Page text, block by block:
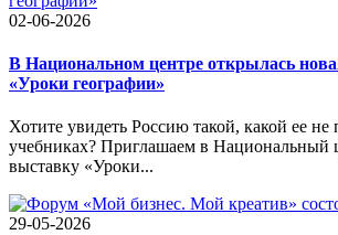
02-06-2026
В Национальном центре открылась
«Уроки географии»
Хотите увидеть Россию такой, какой ее не
учебниках? Приглашаем в Национальный
выставку «Уроки...
29-05-2026